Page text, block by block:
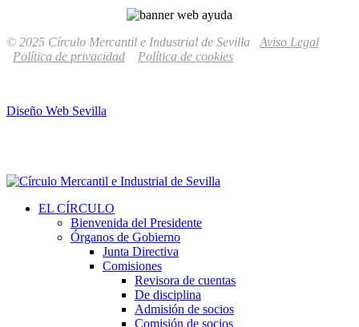
© 2025 Círculo Mercantil e Industrial de Sevilla Aviso Legal
Política de privacidad
Política de cookies
Diseño Web Sevilla
EL CÍRCULO
Bienvenida del Presidente
Órganos de Gobierno
Junta Directiva
Comisiones
Revisora de cuentas
De disciplina
Admisión de socios
Comisión de socios